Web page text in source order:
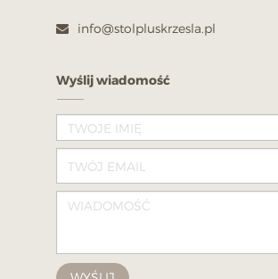
info@stolpluskrzesla.pl
Wyślij wiadomość